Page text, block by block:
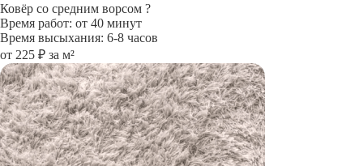
Ковёр со средним ворсом ?
Время работ: от 40 минут
Время высыхания: 6-8 часов
от 225 ₽ за м²